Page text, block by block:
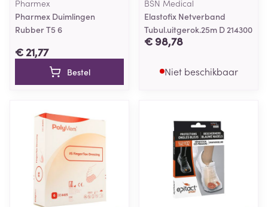
Pharmex
Pharmex Duimlingen
Rubber T5 6
€ 21,77
Bestel
BSN Medical
Elastofix Netverband
Tubul.uitgerok.25m D 214300
€ 98,78
Niet beschikbaar